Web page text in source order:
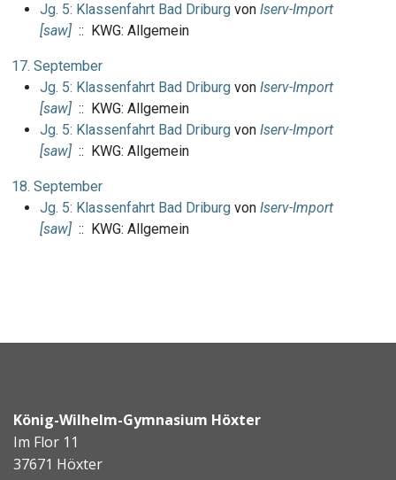
Jg. 5: Klassenfahrt Bad Driburgvon Iserv-Import
[saw]:: KWG: Allgemein
17. September
Jg. 5: Klassenfahrt Bad Driburgvon Iserv-Import
[saw]:: KWG: Allgemein
Jg. 5: Klassenfahrt Bad Driburgvon Iserv-Import
[saw]:: KWG: Allgemein
18. September
Jg. 5: Klassenfahrt Bad Driburgvon Iserv-Import
[saw]:: KWG: Allgemein
König-Wilhelm-Gymnasium Höxter
Im Flor 11
37671 Höxter